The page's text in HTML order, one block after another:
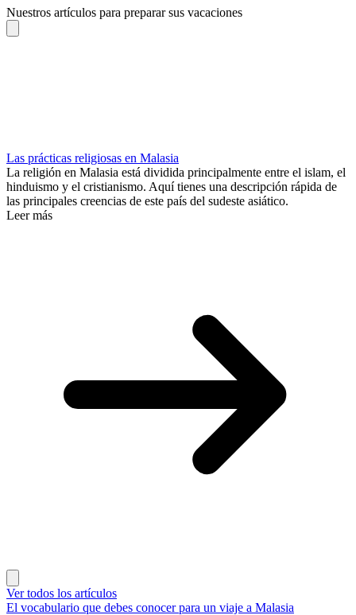
Nuestros artículos para preparar sus vacaciones
Las prácticas religiosas en Malasia
La religión en Malasia está dividida principalmente entre el islam, el
hinduismo y el cristianismo. Aquí tienes una descripción rápida de
las principales creencias de este país del sudeste asiático.
Leer más
Ver todos los artículos
El vocabulario que debes conocer para un viaje a Malasia